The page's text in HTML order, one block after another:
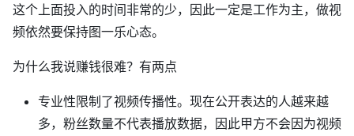
这个上面投入的时间非常的少，因此一定是工作为主，做视
频依然要保持图一乐心态。
为什么我说赚钱很难？有两点
专业性限制了视频传播性。现在公开表达的人越来越
多，粉丝数量不代表播放数据，因此甲方不会因为视频